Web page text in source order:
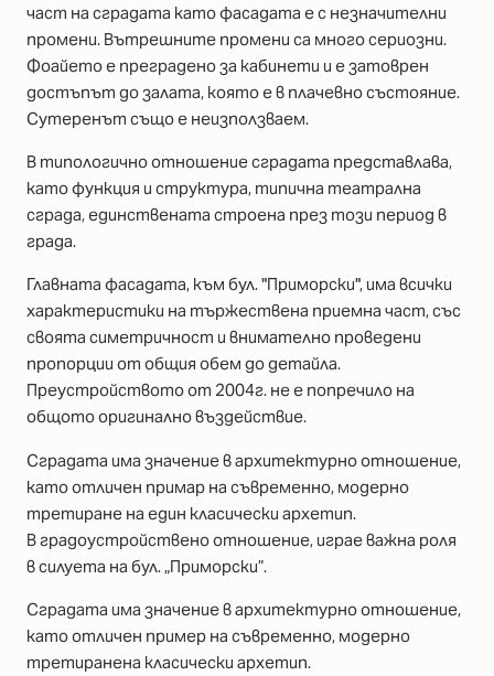
част на сградата като фасадата е с незначителни
промени. Вътрешните промени са много сериозни.
Фоайето е преградено за кабинети и е затоврен
достъпът до залата, която е в плачевно състояние.
Сутеренът също е неизползваем.
В типологично отношение сградата представлава,
като функция и структура, типична театрална
сграда, единствената строена през този период в
града.
Главната фасадата, към бул. "Приморски", има всички
характеристики на тържествена приемна част, със
своята симетричност и внимателно проведени
пропорции от общия обем до детайла.
Преустройството от 2004г. не е попречило на
общото оригинално въздействие.
Сградата има значение в архитектурно отношение,
като отличен примар на съвременно, модерно
третиране на един класически архетип.
В градоустройствено отношение, играе важна роля
в силуета на бул. „Приморски”.
Сградата има значение в архитектурно отношение,
като отличен пример на съвременно, модерно
третиранена класически архетип.